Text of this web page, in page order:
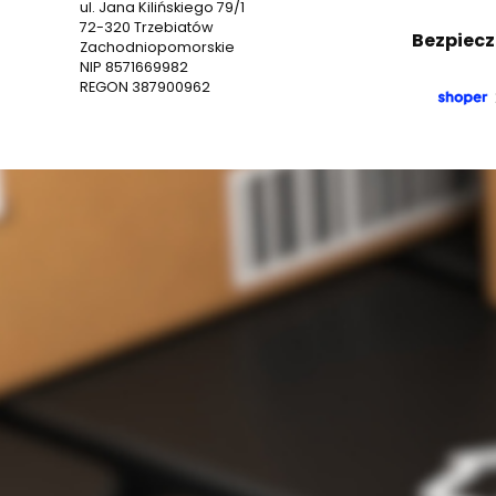
ul. Jana Kilińskiego 79/1
72-320 Trzebiatów
Zachodniopomorskie
NIP 8571669982
REGON 387900962